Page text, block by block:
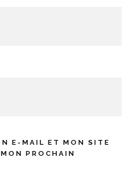
E-MAIL ET MON SITE
PROCHAIN